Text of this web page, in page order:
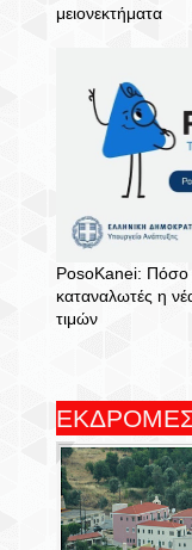
μειονεκτήματα
PosoKanei: Πόσο
καταναλωτές η
τιμών